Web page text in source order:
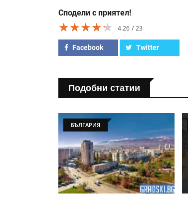
Сподели с приятел!
★★★★★
★★★★★
★★★★★ 4.26 23
Facebook Twitter
Подобни статии
БЪЛГАРИЯ